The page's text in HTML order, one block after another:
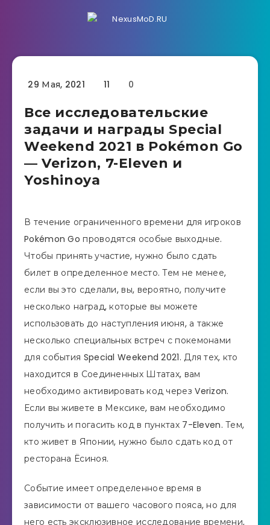
29 Мая, 2021 11 0
Все исследовательские
задачи и награды Special
Weekend 2021 в Pokémon Go
— Verizon, 7-Eleven и
Yoshinoya
В течение ограниченного времени для игроков
Pokémon Go проводятся особые выходные.
Чтобы принять участие, нужно было сдать
билет в определенное место. Тем не менее,
если вы это сделали, вы, вероятно, получите
несколько наград, которые вы можете
использовать до наступления июня, а также
несколько специальных встреч с покемонами
для события Special Weekend 2021. Для тех, кто
находится в Соединенных Штатах, вам
необходимо активировать код через Verizon.
Если вы живете в Мексике, вам необходимо
получить и погасить код в пунктах 7-Eleven. Тем,
кто живет в Японии, нужно было сдать код от
ресторана Ёсиноя.
Событие имеет определенное время в
зависимости от вашего часового пояса, но для
него есть эксклюзивное исследование времени,